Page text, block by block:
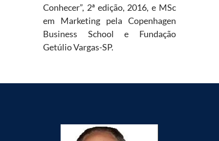
Conhecer”, 2ª edição, 2016, e MSc
em Marketing pela Copenhagen
Business School e Fundação
Getúlio Vargas-SP.